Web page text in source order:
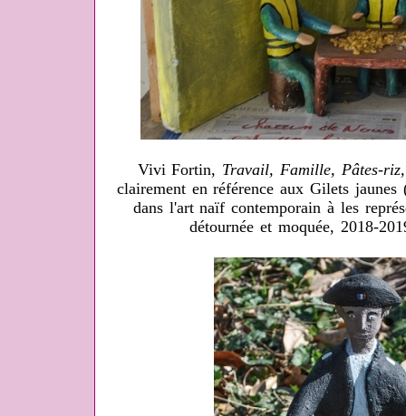
Vivi Fortin, Travail, Famille, Pâtes-
clairement en référence aux Gilets jaunes
dans l'art naïf contemporain à les
détournée et moquée, 2018-